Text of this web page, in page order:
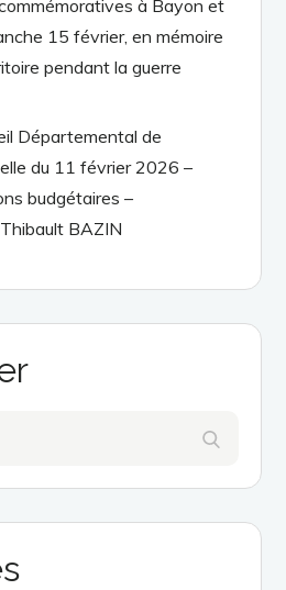
à Bayon et
15 février, en mémoire
pendant la guerre
Départemental de
du 11 février 2026 –
budgétaires –
BAZIN